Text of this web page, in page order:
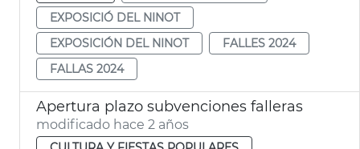
EXPOSICIÓ DEL NINOT
EXPOSICIÓN DEL NINOT
FALLES 2024
FALLAS 2024
Apertura plazo subvenciones falleras
modificado hace 2 años